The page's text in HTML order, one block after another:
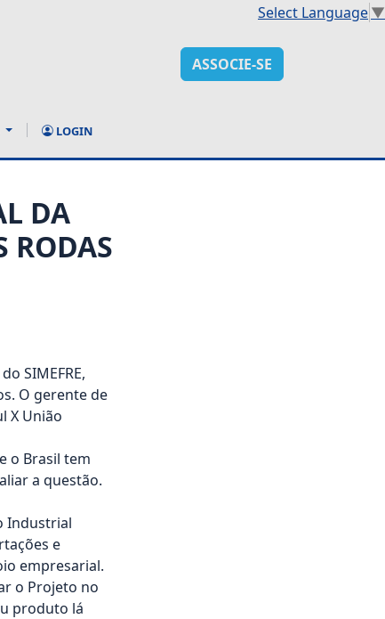
Select Language▼
ASSOCIE-SE
LOGIN
DA
RODAS
SIMEFRE,
O gerente de
X União
o Brasil tem
a questão.
Industrial
e
empresarial.
o Projeto no
produto lá